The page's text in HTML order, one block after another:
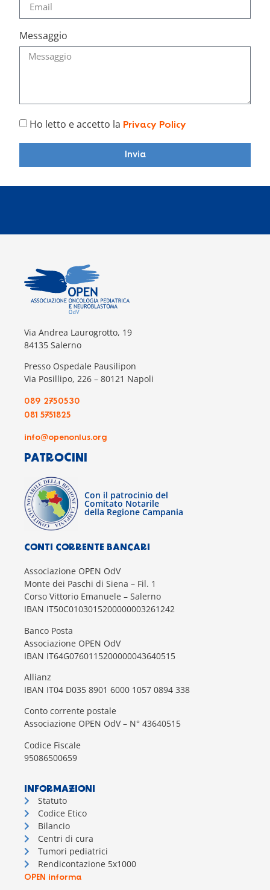
Messaggio
Ho letto e accetto la Privacy Policy
Invia
Via Andrea Laurogrotto, 19
84135 Salerno
Presso Ospedale Pausilipon
Via Posillipo, 226 – 80121 Napoli
089 2750530
081 5751825
info@openonlus.org
PATROCINI
Con il patrocinio del
Comitato Notarile
della Regione Campania
CONTI CORRENTE BANCARI
Associazione OPEN OdV
Monte dei Paschi di Siena – Fil. 1
Corso Vittorio Emanuele – Salerno
IBAN IT50C0103015200000003261242
Banco Posta
Associazione OPEN OdV
IBAN IT64G0760115200000043640515
Allianz
IBAN IT04 D035 8901 6000 1057 0894 338
Conto corrente postale
Associazione OPEN OdV – N° 43640515
Codice Fiscale
95086500659
INFORMAZIONI
Statuto
Codice Etico
Bilancio
Centri di cura
Tumori pediatrici
Rendicontazione 5x1000
OPEN informa